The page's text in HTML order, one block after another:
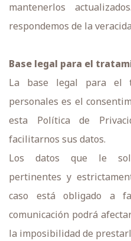
mantenerlos
respondemos de la
Base legal para el
La base legal para el
personales es el
esta Política de
facilitarnos sus datos.
Los datos que le
pertinentes y
caso está obligado a
comunicación podrá
la imposibilidad de